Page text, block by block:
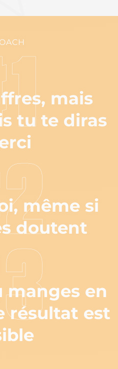
mais
tu te diras
même si
doutent
manges en
résultat est